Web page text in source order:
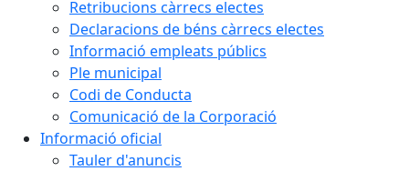
Retribucions càrrecs electes
Declaracions de béns càrrecs electes
Informació empleats públics
Ple municipal
Codi de Conducta
Comunicació de la Corporació
Informació oficial
Tauler d'anuncis